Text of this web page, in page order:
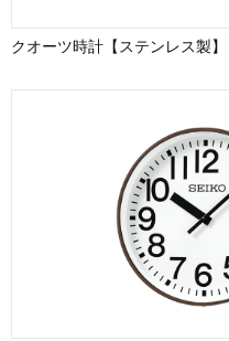
クオーツ時計【ステンレス製】